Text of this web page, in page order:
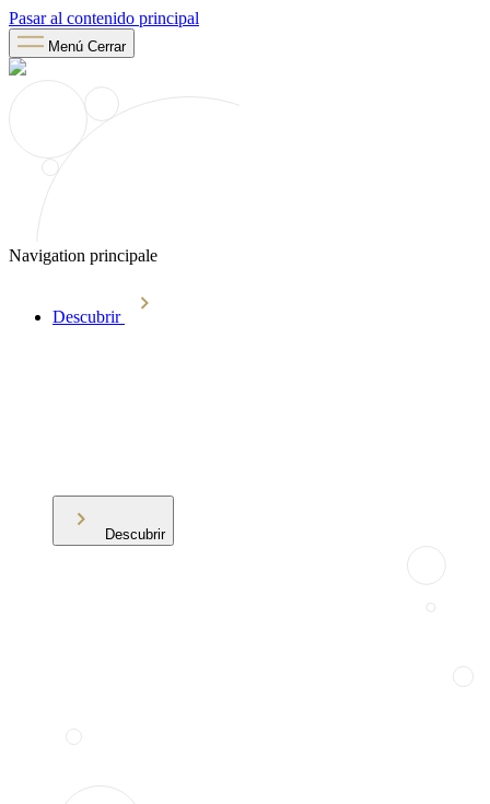
Pasar al contenido principal
Menú Cerrar
Navigation principale
Descubrir
Descubrir